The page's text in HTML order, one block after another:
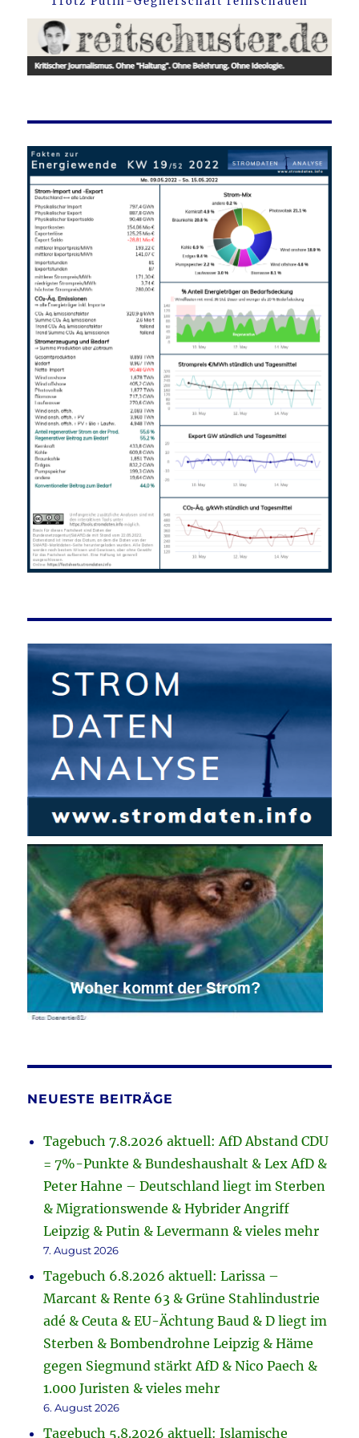
NEUESTE BEITRÄGE
Tagebuch 7.8.2026 aktuell: AfD Abstand CDU
= 7%-Punkte & Bundeshaushalt & Lex AfD &
Peter Hahne – Deutschland liegt im Sterben
& Migrationswende & Hybrider Angriff
Leipzig & Putin & Levermann & vieles mehr
7. August 2026
Tagebuch 6.8.2026 aktuell: Larissa –
Marcant & Rente 63 & Grüne Stahlindustrie
adé & Ceuta & EU-Ächtung Baud & D liegt im
Sterben & Bombendrohne Leipzig & Häme
gegen Siegmund stärkt AfD & Nico Paech &
1.000 Juristen & vieles mehr
6. August 2026
Tagebuch 5.8.2026 aktuell: Islamische